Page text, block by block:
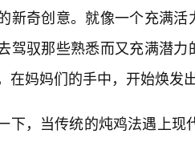
新奇创意。就像一个充满
驾驭那些熟悉而又充满潜
在妈妈们的手中，开始焕发
下，当传统的炖鸡法遇上现